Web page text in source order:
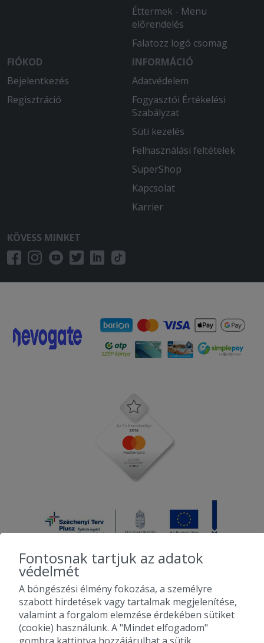
Éttermek - Menü
előrendelés
Falatozz logó csomag
FIÓKOD
Bejelentkezés
Regisztráció
INFORMÁCIÓ
Adatvédelem
Fogyasztói Értékelési
Szabályzat
Süti kezelés
Felhasználási feltételek
SuperShop
Kapcsolat
Karrier
KÖVESS MINKET
2010-2026 Copyright - Falatozz.hu - Diston-line Kft.
Pizza, gyros, hamburger, menük kedvező áron, egy helyen az összes
étterem ajánlata.
Fontosnak tartjuk az adatok
védelmét
A böngészési élmény fokozása, a személyre
szabott hirdetések vagy tartalmak megjelenítése,
valamint a forgalom elemzése érdekében sütiket
(cookie) használunk. A "Mindet elfogadom"